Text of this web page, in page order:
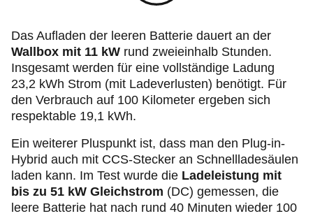
Das Aufladen der leeren Batterie dauert an der
Wallbox mit 11 kW rund zweieinhalb Stunden.
Insgesamt werden für eine vollständige Ladung
23,2 kWh Strom (mit Ladeverlusten) benötigt. Für
den Verbrauch auf 100 Kilometer ergeben sich
respektable 19,1 kWh.
Ein weiterer Pluspunkt ist, dass man den Plug‑in-
Hybrid auch mit CCS-Stecker an Schnellladesäulen
laden kann. Im Test wurde die Ladeleistung mit
bis zu 51 kW Gleichstrom (DC) gemessen, die
leere Batterie hat nach rund 40 Minuten wieder 100